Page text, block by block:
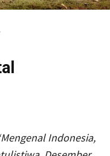
Indonesia,